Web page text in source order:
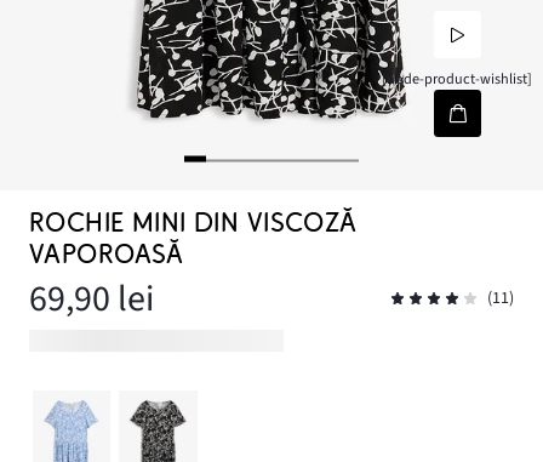
[node-product-wishlist]
ROCHIE MINI DIN VISCOZĂ
VAPOROASĂ
69,90 lei (11)